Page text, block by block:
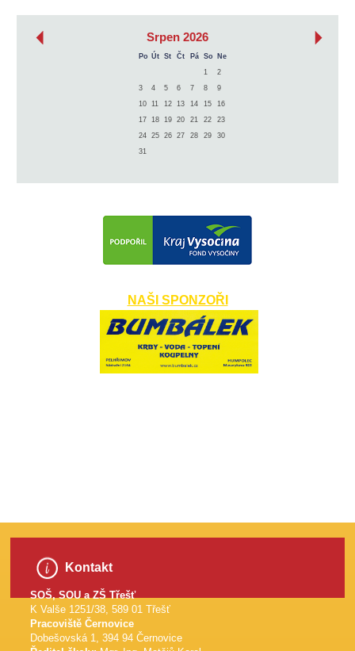
Srpen 2026
Po Út St Čt Pá So
Ne
1
2
3
4 5 6 7 8
9
10
11 12 13 14 15
16
17
18 19 20 21 22
23
24
25 26 27 28 29
30
31
NAŠI SPONZOŘI
Kontakt
SOŠ, SOU a ZŠ Třešť
K Valše 1251/38, 589 01 Třešť
Pracoviště Černovice
Dobešovská 1, 394 94 Černovice